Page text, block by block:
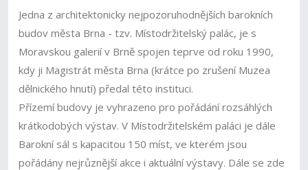
Jedna z architektonicky nejpozoruhodnějších barokních
budov města Brna - tzv. Místodržitelský palác, je s
Moravskou galerií v Brně spojen teprve od roku 1990,
kdy ji Magistrát města Brna (krátce po zrušení Muzea
dělnického hnutí) předal této instituci.
Přízemí budovy je vyhrazeno pro pořádání rozsáhlých
krátkodobých výstav. V Místodržitelském paláci je dále
Barokní sál s kapacitou 150 míst, ve kterém jsou
pořádány nejrůznější akce i aktuální výstavy. Dále se zde